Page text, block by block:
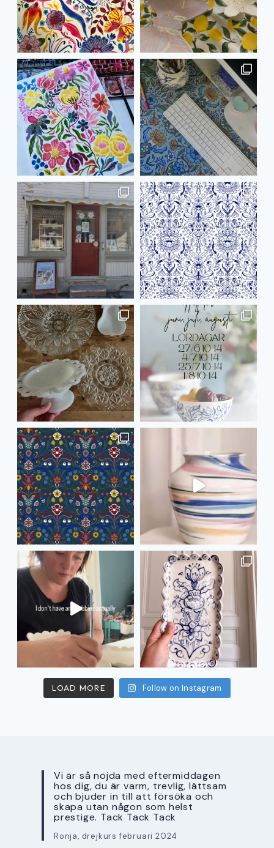
LOAD MORE Follow on Instagram
Vi är så nöjda med eftermiddagen
hos dig, du är varm, trevlig, lättsam
och bjuder in till att försöka och
skapa utan någon som helst
prestige. Tack Tack Tack
Ronja, drejkurs februari 2024